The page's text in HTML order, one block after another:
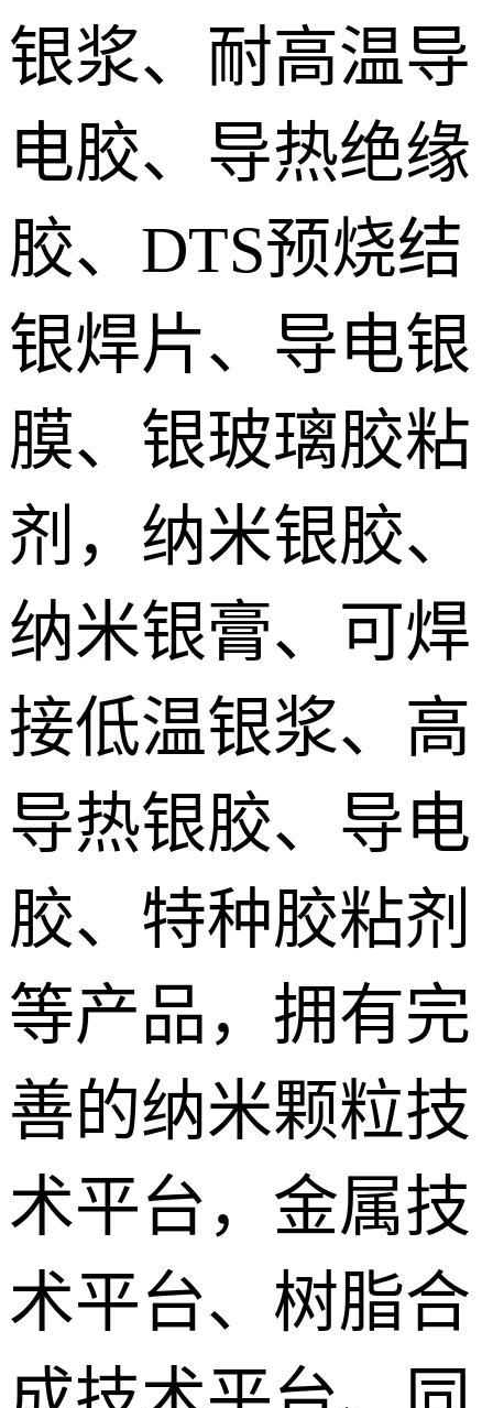
银浆、耐高温导
电胶、导热绝缘
胶、DTS预烧结
银焊片、导电银
膜、银玻璃胶粘
剂，纳米银胶、
纳米银膏、可焊
接低温银浆、高
导热银胶、导电
胶、特种胶粘剂
等产品，拥有完
善的纳米颗粒技
术平台，金属技
术平台、树脂合